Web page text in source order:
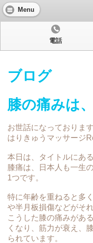
Menu
電話
ブログ
膝の痛みは
お世話になっております
はりきゅうマッサージ
本日は、タイトルにあ
膝痛は、日本人も一生
1つです。
特に年齢を重ねると多
や半月板損傷などがそ
こうした膝の痛みがあ
くなり、筋力が衰え、
られています。